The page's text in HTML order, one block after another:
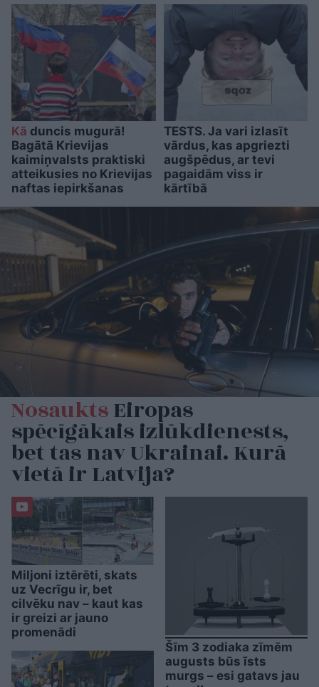
Kā duncis mugurā!
Bagātā Krievijas
kaimiņvalsts praktiski
atteikusies no Krievijas
naftas iepirkšanas
TESTS. Ja vari izlasīt
vārdus, kas apgriezti
augšpēdus, ar tevi
pagaidām viss ir
kārtībā
NosauktsEiropas
spēcīgākais izlūkdienests,
bet tas nav Ukrainai. Kurā
vietā ir Latvija?
Miljoni iztērēti, skats
uz Vecrīgu ir, bet
cilvēku nav – kaut kas
ir greizi ar jauno
promenādi
Šīm 3 zodiaka zīmēm
augusts būs īsts
murgs – esi gatavs jau